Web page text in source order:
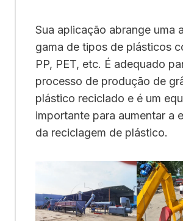
Sua aplicação abrange uma
gama de tipos de plásticos
PP, PET, etc. É adequado
processo de produção de
plástico reciclado e é um
importante para aumentar a
da reciclagem de plástico.